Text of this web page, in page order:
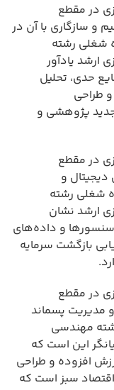
در مقطع
و سازگاری با آن در
شغلی رشته
ارشد یادآور
حدی، تحلیل
طراحی
پژوهشی و
در مقطع
و
شغلی رشته
ارشد نشان
و داده‌های
بازگشت سرمایه
در مقطع
مدیریت پسماند
مهندسی
این است که
افزوده و طراحی
اقتصاد سبز است که